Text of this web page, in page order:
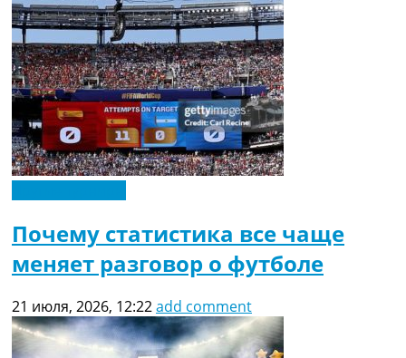
Почему статистика все чаще
меняет разговор о футболе
21 июля, 2026, 12:22add comment